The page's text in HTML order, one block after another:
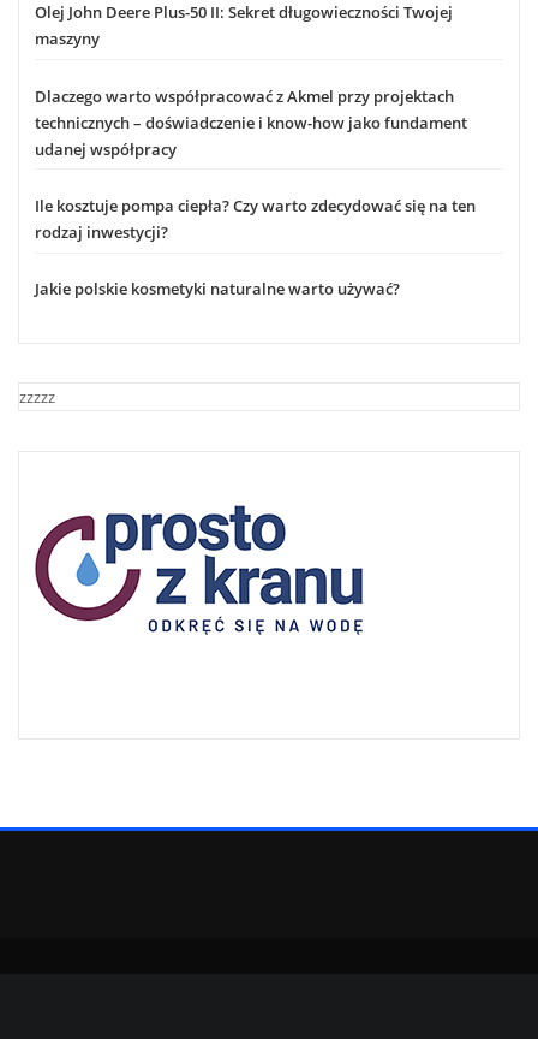
Olej John Deere Plus-50 II: Sekret długowieczności Twojej
maszyny
Dlaczego warto współpracować z Akmel przy projektach
technicznych – doświadczenie i know-how jako fundament
udanej współpracy
Ile kosztuje pompa ciepła? Czy warto zdecydować się na ten
rodzaj inwestycji?
Jakie polskie kosmetyki naturalne warto używać?
zzzzz